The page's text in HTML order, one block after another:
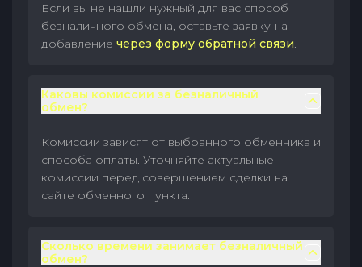
Если вы не нашли нужный для вас способ
безналичного обмена, оставьте заявку на
добавление через форму обратной связи.
Каковы комиссии за безналичный
обмен?
Комиссии зависят от выбранного обменника и
способа оплаты. Уточняйте актуальные
комиссии перед совершением сделки на
сайте обменного пункта.
Сколько времени занимает безналичный
обмен?